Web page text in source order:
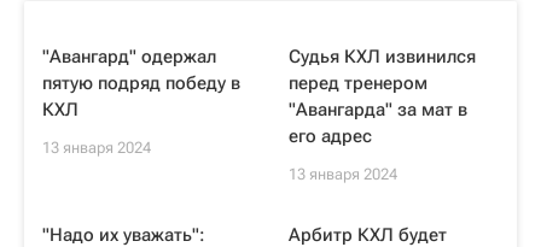
"Авангард" одержал
пятую подряд победу в
КХЛ
13 января 2024
Судья КХЛ извинился
перед тренером
"Авангарда" за мат в
его адрес
13 января 2024
"Надо их уважать":
Арбитр КХЛ будет